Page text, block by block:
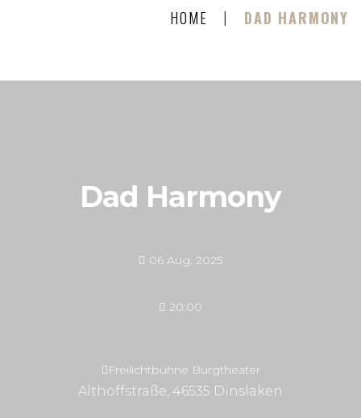
HOME | DAD HARMONY
Dad Harmony
06 Aug. 2025
20:00
Freilichtbühne Burgtheater
Althoffstraße, 46535 Dinslaken